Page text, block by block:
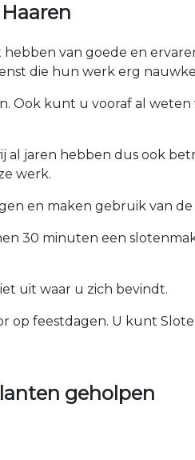
van goede en
die hun werk erg
Ook kunt u vooraf al
al jaren hebben dus ook
werk.
en maken gebruik van de
30 minuten een
uit waar u zich bevindt.
op feestdagen. U kunt
geholpen